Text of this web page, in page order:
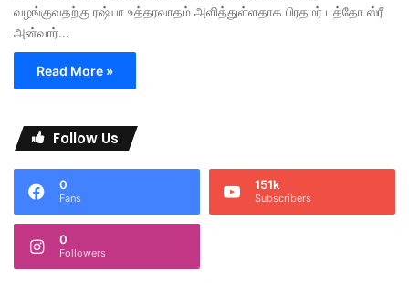
வழங்குவதற்கு ரஷ்யா உத்தரவாதம் அளித்துள்ளதாக பிரதமர் டத்தோ ஸ்ரீ
அன்வார்…
Read More »
Follow Us
0
Fans
151k
Subscribers
0
Followers